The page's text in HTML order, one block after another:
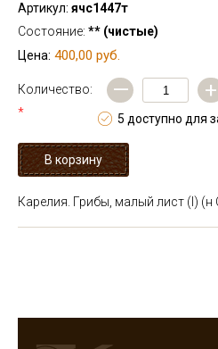
Артикул: ячс1447т
Состояние: ** (чистые)
Цена: 400,00 руб.
Количество:
*
— +
5 доступно для
Карелия. Грибы, малый лист (I) (н